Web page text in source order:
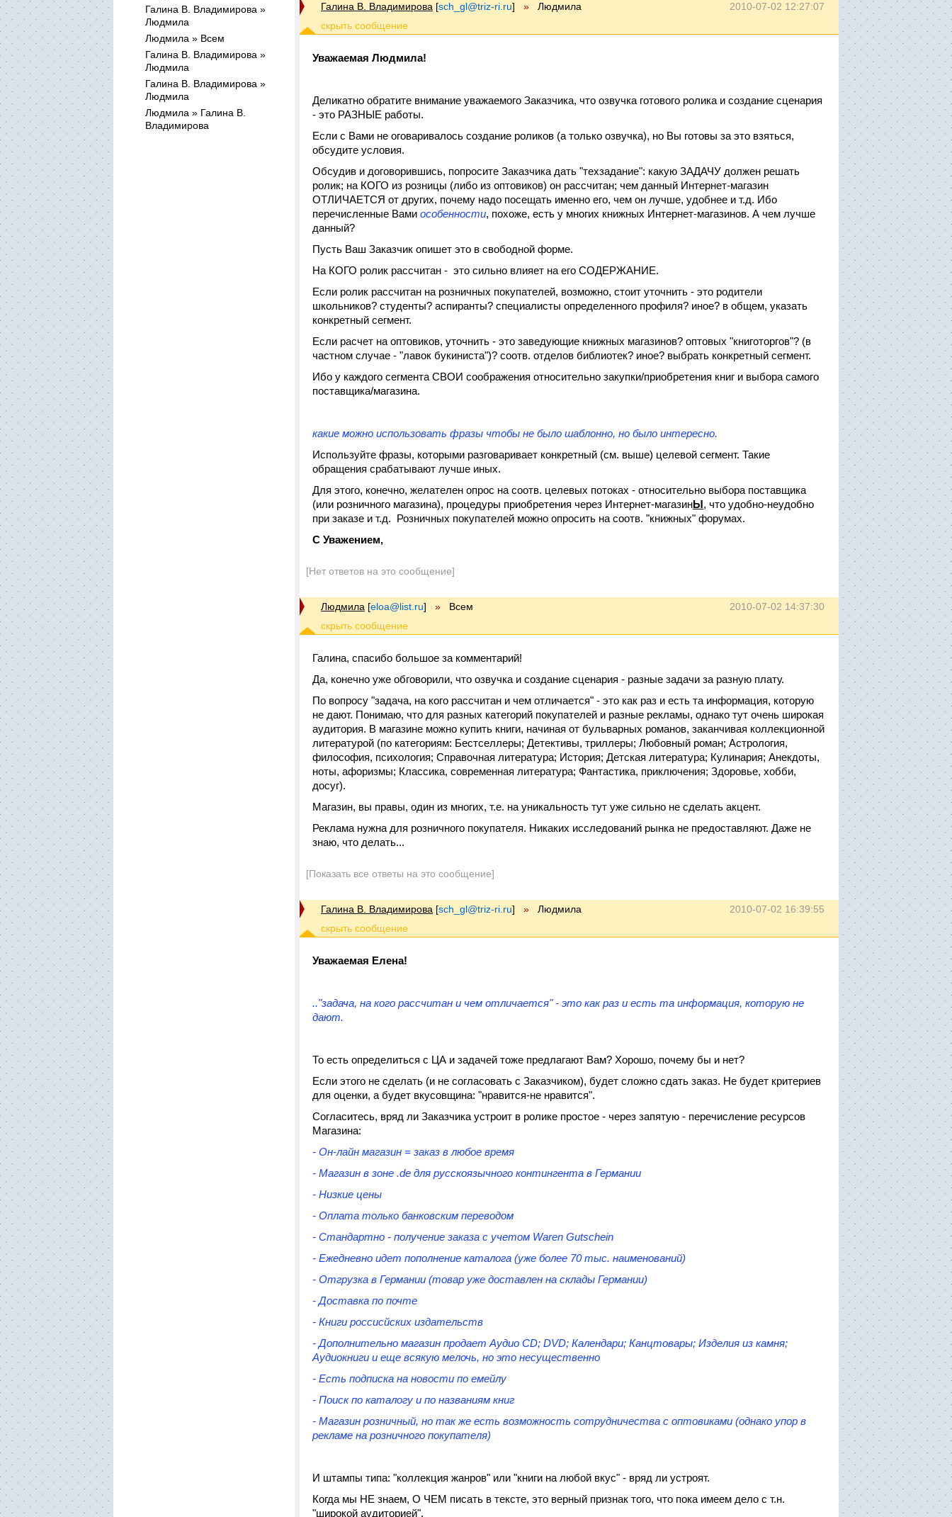
Галина В. Владимирова »
Людмила
Людмила » Всем
Галина В. Владимирова »
Людмила
Галина В. Владимирова »
Людмила
Людмила » Галина В.
Владимирова
2010-07-02 12:27:07
Галина В. Владимирова [sch_gl@triz-ri.ru] » Людмила
Уважаемая Людмила!
Деликатно обратите внимание уважаемого Заказчика, что озвучка готового ролика и создание сценария
- это РАЗНЫЕ работы.
Если с Вами не оговаривалось создание роликов (а только озвучка), но Вы готовы за это взяться,
обсудите условия.
Обсудив и договорившись, попросите Заказчика дать "техзадание": какую ЗАДАЧУ должен решать
ролик; на КОГО из розницы (либо из оптовиков) он рассчитан; чем данный Интернет-магазин
ОТЛИЧАЕТСЯ от других, почему надо посещать именно его, чем он лучше, удобнее и т.д. Ибо
перечисленные Вами особенности, похоже, есть у многих книжных Интернет-магазинов. А чем лучше
данный?
Пусть Ваш Заказчик опишет это в свободной форме.
На КОГО ролик рассчитан - это сильно влияет на его СОДЕРЖАНИЕ.
Если ролик рассчитан на розничных покупателей, возможно, стоит уточнить - это родители
школьников? студенты? аспиранты? специалисты определенного профиля? иное? в общем, указать
конкретный сегмент.
Если расчет на оптовиков, уточнить - это заведующие книжных магазинов? оптовых "книготоргов"? (в
частном случае - "лавок букиниста")? соотв. отделов библиотек? иное? выбрать конкретный сегмент.
Ибо у каждого сегмента СВОИ соображения относительно закупки/приобретения книг и выбора самого
поставщика/магазина.
какие можно использовать фразы чтобы не было шаблонно, но было интересно.
Используйте фразы, которыми разговаривает конкретный (см. выше) целевой сегмент. Такие
обращения срабатывают лучше иных.
Для этого, конечно, желателен опрос на соотв. целевых потоках - относительно выбора поставщика
(или розничного магазина), процедуры приобретения через Интернет-магазинЫ, что удобно-неудобно
при заказе и т.д. Розничных покупателей можно опросить на соотв. "книжных" форумах.
С Уважением,
[Нет ответов на это сообщение]
2010-07-02 14:37:30
Людмила [eloa@list.ru] » Всем
Галина, спасибо большое за комментарий!
Да, конечно уже обговорили, что озвучка и создание сценария - разные задачи за разную плату.
По вопросу "задача, на кого рассчитан и чем отличается" - это как раз и есть та информация, которую
не дают. Понимаю, что для разных категорий покупателей и разные рекламы, однако тут очень широкая
аудитория. В магазине можно купить книги, начиная от бульварных романов, заканчивая коллекционной
литературой (по категориям: Бестселлеры; Детективы, триллеры; Любовный роман; Астрология,
философия, психология; Справочная литература; История; Детская литература; Кулинария; Анекдоты,
ноты, афоризмы; Классика, современная литература; Фантастика, приключения; Здоровье, хобби,
досуг).
Магазин, вы правы, один из многих, т.е. на уникальность тут уже сильно не сделать акцент.
Реклама нужна для розничного покупателя. Никаких исследований рынка не предоставляют. Даже не
знаю, что делать...
[Показать все ответы на это сообщение]
2010-07-02 16:39:55
Галина В. Владимирова [sch_gl@triz-ri.ru] » Людмила
Уважаемая Елена!
.."задача, на кого рассчитан и чем отличается" - это как раз и есть та информация, которую не
дают.
То есть определиться с ЦА и задачей тоже предлагают Вам? Хорошо, почему бы и нет?
Если этого не сделать (и не согласовать с Заказчиком), будет сложно сдать заказ. Не будет критериев
для оценки, а будет вкусовщина: "нравится-не нравится".
Согласитесь, вряд ли Заказчика устроит в ролике простое - через запятую - перечисление ресурсов
Магазина:
- Он-лайн магазин = заказ в любое время
- Магазин в зоне .de для русскоязычного контингента в Германии
- Низкие цены
- Оплата только банковским переводом
- Стандартно - получение заказа с учетом Waren Gutschein
- Ежедневно идет пополнение каталога (уже более 70 тыс. наименований)
- Отгрузка в Германии (товар уже доставлен на склады Германии)
- Доставка по почте
- Книги россисйских издательств
- Дополнительно магазин продает Аудио CD; DVD; Календари; Канцтовары; Изделия из камня;
Аудиокниги и еще всякую мелочь, но это несущественно
- Есть подписка на новости по емейлу
- Поиск по каталогу и по названиям книг
- Магазин розничный, но так же есть возможность сотрудничества с оптовиками (однако упор в
рекламе на розничного покупателя)
И штампы типа: "коллекция жанров" или "книги на любой вкус" - вряд ли устроят.
Когда мы НЕ знаем, О ЧЕМ писать в тексте, это верный признак того, что пока имеем дело с т.н.
"широкой аудиторией".